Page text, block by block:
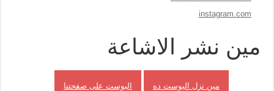
instagram.com
مين نشر الاشاعة
مين نزل البوست ده البوست على صفحتنا